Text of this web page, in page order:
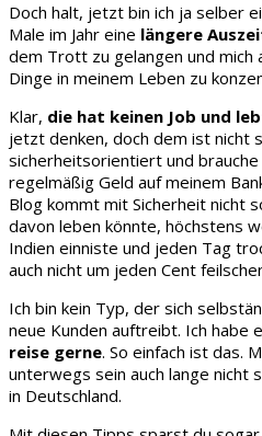
Doch halt, jetzt bin ich ja selber
Male im Jahr eine längere
dem Trott zu gelangen und mich
Dinge in meinem Leben zu
Klar, die hat keinen Job und
jetzt denken, doch dem ist nicht
sicherheitsorientiert und
regelmäßig Geld auf meinem
Blog kommt mit Sicherheit nicht
davon leben könnte, höchstens
Indien einniste und jeden Tag
auch nicht um jeden Cent
Ich bin kein Typ, der sich
neue Kunden auftreibt. Ich habe
reise gerne. So einfach ist das.
unterwegs sein auch lange nicht
in Deutschland.